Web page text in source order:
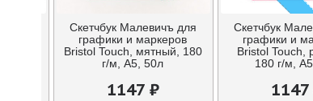
Скетчбук Малевичъ для
графики и маркеров
Bristol Touch, мятный, 180
г/м, А5, 50л
1147 ₽
Скетчбук
графики и
Bristol Touch,
180 г/м,